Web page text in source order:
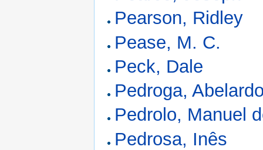
Pearson, Ridley
Pease, M. C.
Peck, Dale
Pedroga,
Pedrolo, Manuel
Pedrosa, Inês